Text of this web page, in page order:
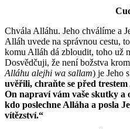
Chvála Alláhu. Jeho chválíme a
Alláh uvede na správnou cestu,
komu Alláh dá zbloudit, toho už
Dosvědčuji, že není božstva
Alláhu alejhi wa sallam) je Jeho
uvěřili, chraňte se před
On napraví vám vaše skutky a
kdo poslechne Alláha a posla
vítězství.“